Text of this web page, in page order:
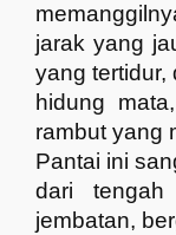
jarak yang
yang tertidur,
hidung
rambut yang
Pantai ini
dari
jembatan,